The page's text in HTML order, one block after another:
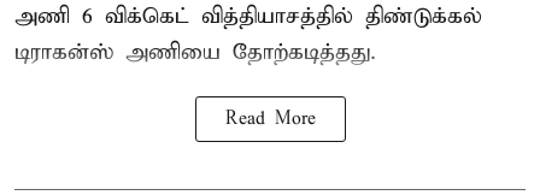
அணி 6 விக்கெட் வித்தியாசத்தில் திண்டுக்கல்
டிராகன்ஸ் அணியை தோற்கடித்தது.
Read More